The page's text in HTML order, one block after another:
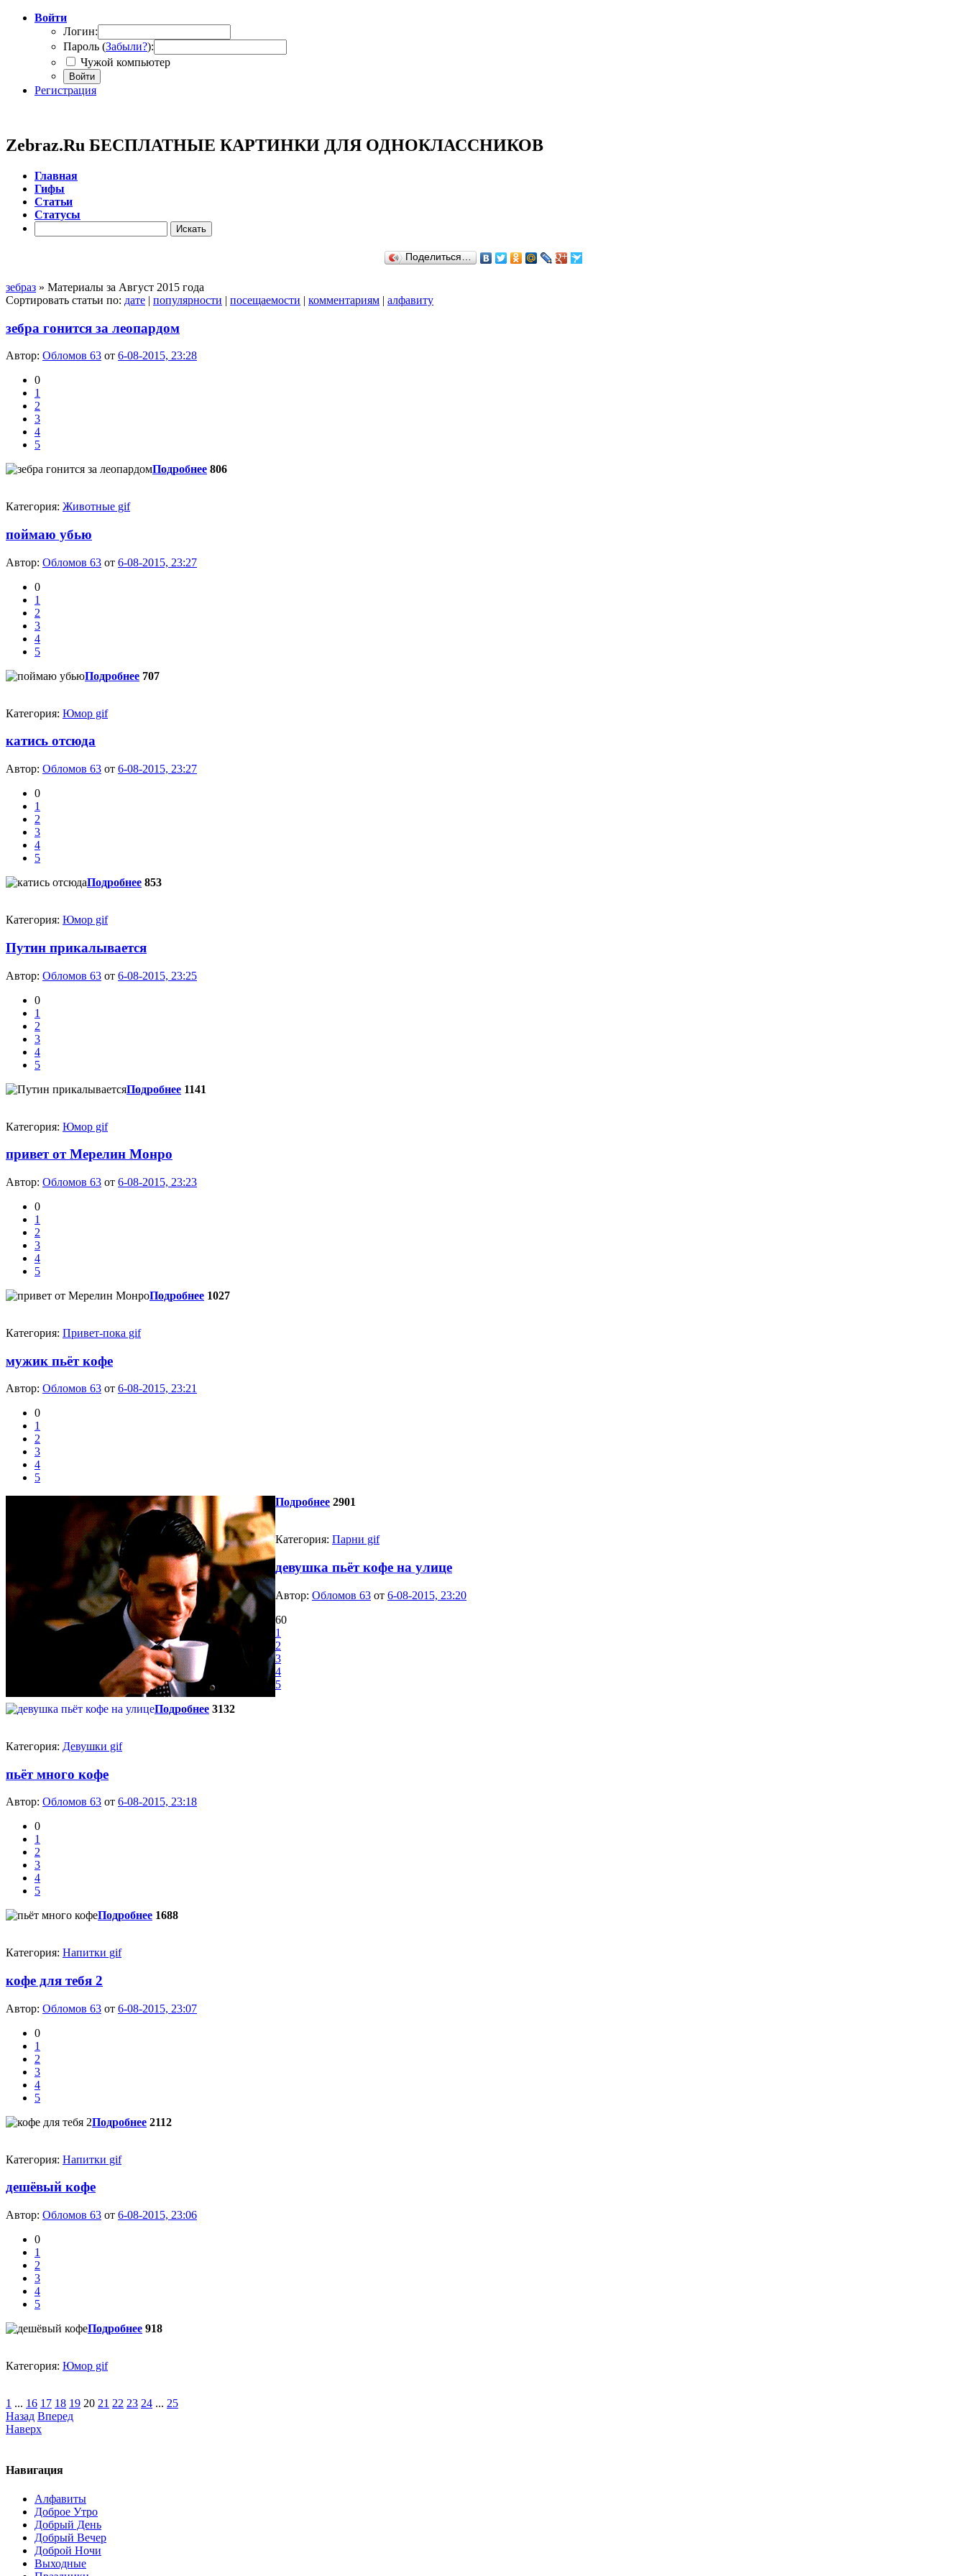
Войти
Логин:
Пароль (Забыли?):
Чужой компьютер
Войти
Регистрация
Zebraz.Ru БЕСПЛАТНЫЕ КАРТИНКИ ДЛЯ ОДНОКЛАССНИКОВ
Главная
Гифы
Cтатьи
Cтатусы
Поделиться…
зебраз » Материалы за Август 2015 года
Сортировать статьи по: дате | популярности | посещаемости | комментариям | алфавиту
зебра гонится за леопардом
Автор: Обломов 63 от 6-08-2015, 23:28
0
1
2
3
4
5
Подробнее 806
Категория: Животные gif
поймаю убью
Автор: Обломов 63 от 6-08-2015, 23:27
0
1
2
3
4
5
Подробнее 707
Категория: Юмор gif
катись отсюда
Автор: Обломов 63 от 6-08-2015, 23:27
0
1
2
3
4
5
Подробнее 853
Категория: Юмор gif
Путин прикалывается
Автор: Обломов 63 от 6-08-2015, 23:25
0
1
2
3
4
5
Подробнее 1141
Категория: Юмор gif
привет от Мерелин Монро
Автор: Обломов 63 от 6-08-2015, 23:23
0
1
2
3
4
5
Подробнее 1027
Категория: Привет-пока gif
мужик пьёт кофе
Автор: Обломов 63 от 6-08-2015, 23:21
0
1
2
3
4
5
Подробнее 2901
Категория: Парни gif
девушка пьёт кофе на улице
Автор: Обломов 63 от 6-08-2015, 23:20
60
1
2
3
4
5
Подробнее 3132
Категория: Девушки gif
пьёт много кофе
Автор: Обломов 63 от 6-08-2015, 23:18
0
1
2
3
4
5
Подробнее 1688
Категория: Напитки gif
кофе для тебя 2
Автор: Обломов 63 от 6-08-2015, 23:07
0
1
2
3
4
5
Подробнее 2112
Категория: Напитки gif
дешёвый кофе
Автор: Обломов 63 от 6-08-2015, 23:06
0
1
2
3
4
5
Подробнее 918
Категория: Юмор gif
1 ... 16 17 18 19 20 21 22 23 24 ... 25
Назад Вперед
Наверх
Навигация
Алфавиты
Доброе Утро
Добрый День
Добрый Вечер
Доброй Ночи
Выходные